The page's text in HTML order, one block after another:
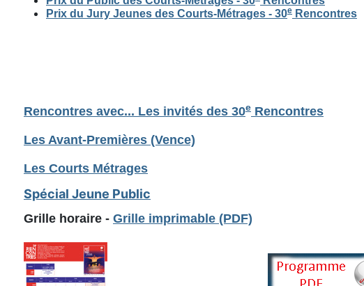
Prix du Jury Jeunes des Courts-Métrages - 30e Rencontres
Rencontres avec... Les invités des 30e Rencontres
Les Avant-Premières (Vence)
Les Courts Métrages
Spécial Jeune Public
Grille horaire - Grille imprimable (PDF)